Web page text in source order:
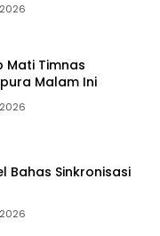
Mati Timnas
Malam Ini
Bahas Sinkronisasi